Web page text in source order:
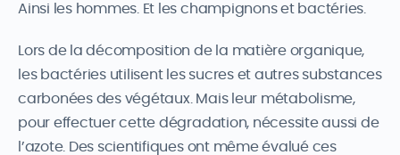
Ainsi les hommes. Et les champignons et bactéries.
Lors de la décomposition de la matière organique,
les bactéries utilisent les sucres et autres substances
carbonées des végétaux. Mais leur métabolisme,
pour effectuer cette dégradation, nécessite aussi de
l’azote. Des scientifiques ont même évalué ces